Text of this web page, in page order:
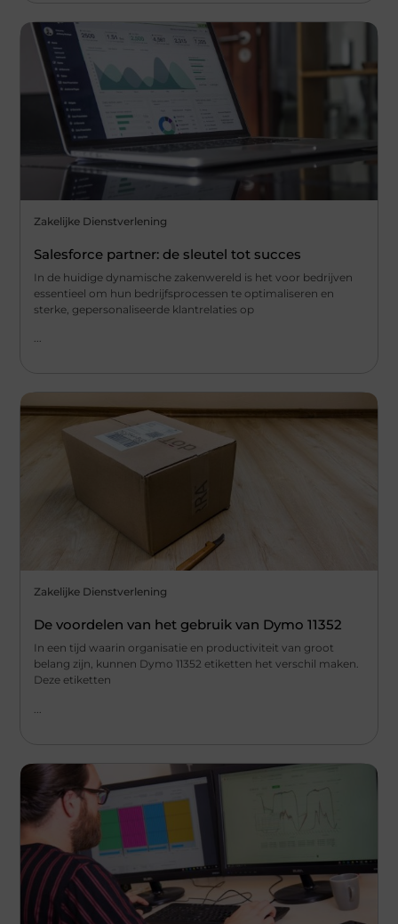
Zakelijke Dienstverlening
Salesforce partner: de sleutel tot succes
In de huidige dynamische zakenwereld is het voor bedrijven
essentieel om hun bedrijfsprocessen te optimaliseren en
sterke, gepersonaliseerde klantrelaties op
...
Zakelijke Dienstverlening
De voordelen van het gebruik van Dymo 11352
In een tijd waarin organisatie en productiviteit van groot
belang zijn, kunnen Dymo 11352 etiketten het verschil maken.
Deze etiketten